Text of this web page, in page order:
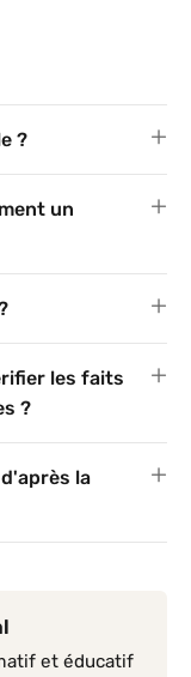
?
un
les faits
?
la
et éducatif